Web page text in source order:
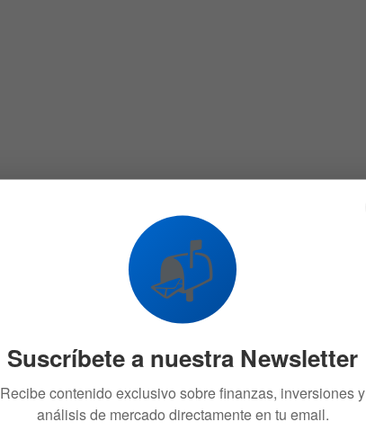
📬
Suscríbete a nuestra Newsletter
Recibe contenido exclusivo sobre finanzas, inversiones y
análisis de mercado directamente en tu email.